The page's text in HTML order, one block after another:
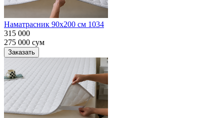
Наматрасник 90х200 см 1034
315 000
275 000 сум
Заказать